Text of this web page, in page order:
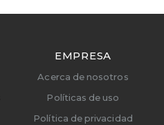
EMPRESA
Acerca de nosotros
Políticas de uso
Política de privacidad